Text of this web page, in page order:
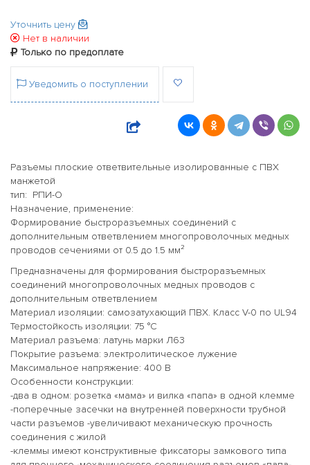
Уточнить цену
Нет в наличии
Только по предоплате
Уведомить о поступлении
Разъемы плоские ответвительные изолированные с ПВХ
манжетой
тип: РПИ-О
Назначение, применение:
Формирование быстроразъемных соединений с
дополнительным ответвлением многопроволочных медных
проводов сечениями от 0.5 до 1.5 мм²
Предназначены для формирования быстроразъемных
соединений многопроволочных медных проводов с
дополнительным ответвлением
Материал изоляции: самозатухающий ПВХ. Класс V-0 по UL94
Термостойкость изоляции: 75 °C
Материал разъема: латунь марки Л63
Покрытие разъема: электролитическое лужение
Максимальное напряжение: 400 В
Особенности конструкции:
-два в одном: розетка «мама» и вилка «папа» в одной клемме
-поперечные засечки на внутренней поверхности трубной
части разъемов -увеличивают механическую прочность
соединения с жилой
-клеммы имеют конструктивные фиксаторы замкового типа